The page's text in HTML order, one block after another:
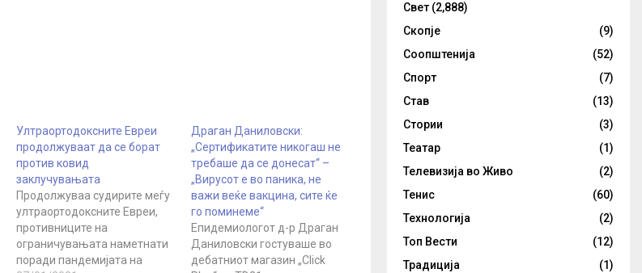
Ултраортодоксните Евреи
продолжуваат да се борат
против ковид
заклучувањата
Продолжуваа судирите меѓу
ултраортодоксните Евреи,
противниците на
ограничувањата наметнати
поради пандемијата на
Драган Даниловски:
„Сертификатите никогаш не
требаше да се донесат“ –
„Вирусот е во паника, не
важи веќе вакцина, сите ќе
го поминеме“
Епидемиологот д-р Драган
Даниловски гостуваше во
дебатниот магазин „Click
Свет (2,888)
Скопје
(9)
Соопштенија
(52)
Спорт
(7)
Став
(13)
Стории
(3)
Театар
(1)
Телевизија во Живо
(2)
Тенис
(60)
Технологија
(2)
Топ Вести
(12)
Традиција
(1)